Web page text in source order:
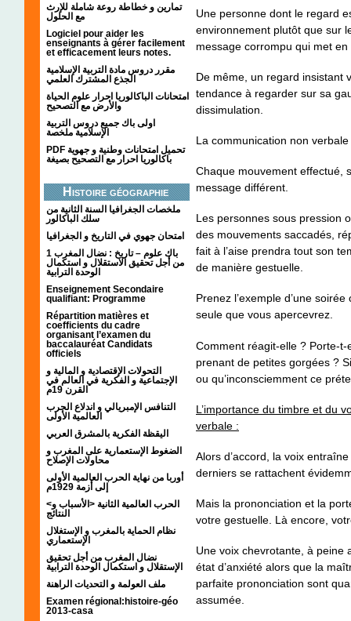
تمارين و خطاطة روعة شاملة للإرث
مع الحلول
Logiciel pour aider les
enseignants à gérer facilement
et efficacement leurs notes.
مقرر دروس مادة التربية الإسلامية
الجذع المشترك العلمي
امتحانات الباكالوريا احرار علوم الحياة
والأرض مع التصحيح
اولى باك جميع دروس التربية
الإسلامية ملخصة
PDF تحميل امتحانات وطنية و جهوية
باكالوريا احرار مع التصحيح بصيغة
Histoire géographie
ملخصات الجغرافيا السنة الثانية من
سلك الباكالور
امتحان جهوي في التاريخ و الجغرافيا
1 باك علوم – تاريخ : نضال المغرب
من أجل تحقيق الاستقلال و استكمال
الوحدة الترابية
Enseignement Secondaire
qualifiant: Programme
Répartition matières et
coefficients du cadre
organisant l’examen du
baccalauréat Candidats
officiels
التحولات الإقتصادية و المالية و
الإجتماعية و الفكرية في العالم في
القرن 19م
التنافس الإمبريالي و اندلاع الحرب
العالمية الأولى
اليقظة الفكرية بالمشرق العربي
الضغوط الإستعمارية على المغرب و
محاولات الإصلاح
أوربا من نهاية الحرب العالمية الأولى
إلى أزمة 1929م
<الحرب العالمية الثانية <الأسباب و
النتائج
نظام الحماية بالمغرب و الإستغلال
الإستعماري
نضال المغرب من أجل تحقيق
الإستقلال و استكمال الوحدة الترابية
ملف العولمة و التحديات الراهنة
Examen régional:histoire-géo
2013-casa
Une personne dont le regard
environnement plutôt que sur
message corrompu qui met
De même, un regard insistant
tendance à regarder sur sa
dissimulation.
La communication non
Chaque mouvement effectué,
message différent.
Les personnes sous pression
des mouvements saccadés,
fait à l’aise prendra tout son
de manière gestuelle.
Prenez l’exemple d’une
seule que vous apercevrez.
Comment réagit-elle ? Porte-
prenant de petites gorgées ?
ou qu’inconsciemment ce
L’importance du timbre et du
verbale :
Alors d’accord, la voix
derniers se rattachent
Mais la prononciation et la
votre gestuelle. Là encore,
Une voix chevrotante, à peine
état d’anxiété alors que la
parfaite prononciation sont
assumée.